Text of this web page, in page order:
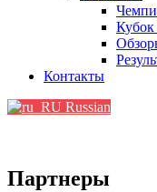
Кубок
Контакты
Russian
Партнеры